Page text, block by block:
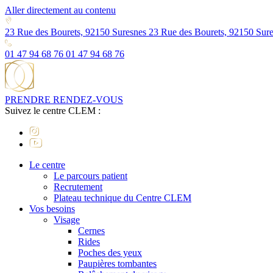
Aller directement au contenu
23 Rue des Bourets, 92150 Suresnes 23 Rue des Bourets, 92150
01 47 94 68 76 01 47 94 68 76
PRENDRE RENDEZ-VOUS
Suivez le centre CLEM :
Le centre
Le parcours patient
Recrutement
Plateau technique du Centre CLEM
Vos besoins
Visage
Cernes
Rides
Poches des yeux
Paupières tombantes